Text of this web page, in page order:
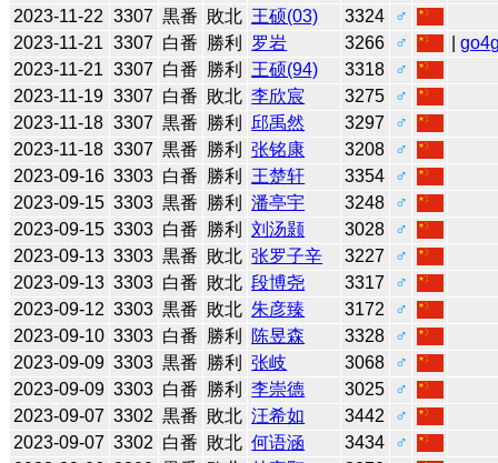
2023-11-22 3307 黒番 敗北 王硕(03) 3324
♂
2023-11-21 3307 白番 勝利 罗岩 3266 ♂ |
2023-11-21 3307 白番 勝利 王硕(94) 3318
♂
2023-11-19 3307 白番 敗北 李欣宸 3275
♂
2023-11-18 3307 黒番 勝利 邱禹然 3297
♂
2023-11-18 3307 黒番 勝利 张铭康 3208
♂
2023-09-16 3303 白番 勝利 王楚轩 3354
♂
2023-09-15 3303 黒番 勝利 潘亭宇 3248
♂
2023-09-15 3303 白番 勝利 刘汤颢 3028
♂
2023-09-13 3303 黒番 敗北 张罗子辛 3227
♂
2023-09-13 3303 白番 敗北 段博尧 3317
♂
2023-09-12 3303 黒番 敗北 朱彦臻 3172
♂
2023-09-10 3303 白番 勝利 陈昱森 3328
♂
2023-09-09 3303 黒番 勝利 张岐 3068
♂
2023-09-09 3303 白番 勝利 李崇德 3025
♂
2023-09-07 3302 黒番 敗北 汪希如 3442
♂
2023-09-07 3302 白番 敗北 何语涵 3434
♂